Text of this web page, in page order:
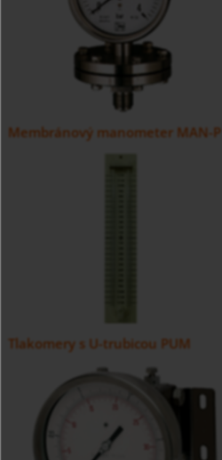
Membránový manometer MAN-P
Tlakomery s U-trubicou PUM